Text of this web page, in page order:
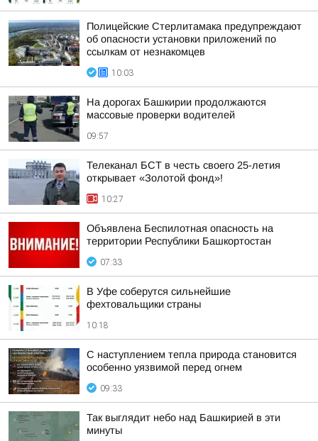
Полицейские Стерлитамака предупреждают
об опасности установки приложений по
ссылкам от незнакомцев
10:03
На дорогах Башкирии продолжаются
массовые проверки водителей
09:57
Телеканал БСТ в честь своего 25-летия
открывает «Золотой фонд»!
10:27
Объявлена Беспилотная опасность на
территории Республики Башкортостан
07:33
В Уфе соберутся сильнейшие
фехтовальщики страны
10:18
С наступлением тепла природа становится
особенно уязвимой перед огнем
09:33
Так выглядит небо над Башкирией в эти
минуты